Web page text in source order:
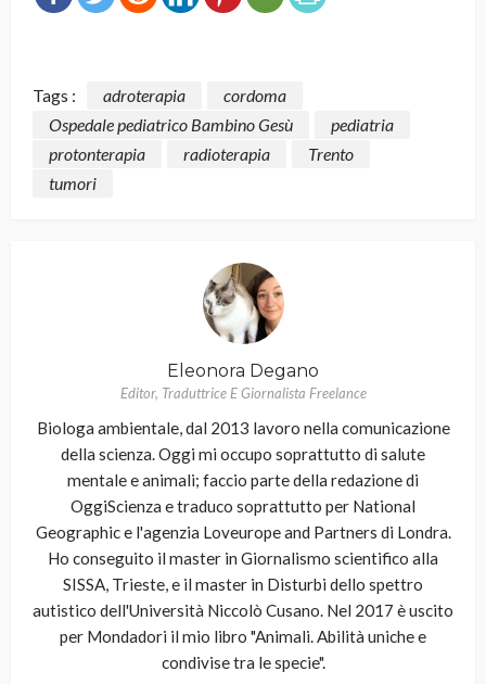
Tags : adroterapia
cordoma
Ospedale pediatrico Bambino Gesù
pediatria
protonterapia
radioterapia
Trento
tumori
Eleonora Degano
Editor, Traduttrice E Giornalista Freelance
Biologa ambientale, dal 2013 lavoro nella comunicazione
della scienza. Oggi mi occupo soprattutto di salute
mentale e animali; faccio parte della redazione di
OggiScienza e traduco soprattutto per National
Geographic e l'agenzia Loveurope and Partners di Londra.
Ho conseguito il master in Giornalismo scientifico alla
SISSA, Trieste, e il master in Disturbi dello spettro
autistico dell'Università Niccolò Cusano. Nel 2017 è uscito
per Mondadori il mio libro "Animali. Abilità uniche e
condivise tra le specie".